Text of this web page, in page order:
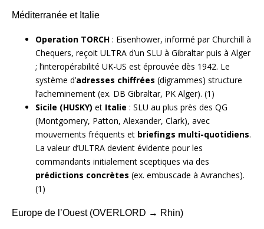
Méditerranée et Italie
Operation TORCH : Eisenhower, informé par Churchill à
Chequers, reçoit ULTRA d’un SLU à Gibraltar puis à Alger
; l’interopérabilité UK-US est éprouvée dès 1942. Le
système d’adresses chiffrées (digrammes) structure
l’acheminement (ex. DB Gibraltar, PK Alger). (1)
Sicile (HUSKY) et Italie : SLU au plus près des QG
(Montgomery, Patton, Alexander, Clark), avec
mouvements fréquents et briefings multi-quotidiens.
La valeur d’ULTRA devient évidente pour les
commandants initialement sceptiques via des
prédictions concrètes (ex. embuscade à Avranches).
(1)
Europe de l’Ouest (OVERLORD → Rhin)